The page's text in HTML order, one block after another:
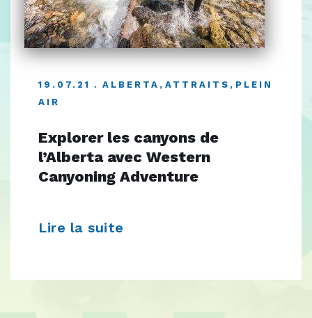
19.07.21 ALBERTA , ATTRAITS , PLEIN
AIR
Explorer les canyons de
l’Alberta avec Western
Canyoning Adventure
Lire la suite